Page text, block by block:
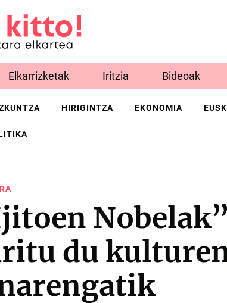
Elkarrizketak Iritzia Bideoak
HIRIGINTZA EKONOMIA
du